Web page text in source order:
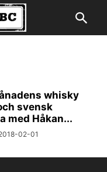
whisky
svensk
med Håkan...
02-01